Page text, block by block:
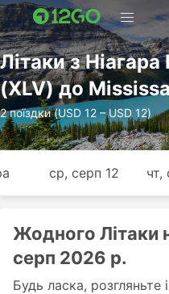
Лiтаки з
(XLV) до
2 поїздки (USD 12 – USD 12)
ср, серп 12 чт,
Жодного Лiтаки
серп 2026 р.
Будь ласка, розгляньте